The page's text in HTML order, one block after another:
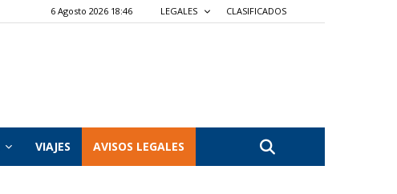
6 Agosto 2026 18:46 LEGALES CLASIFICADOS
VIAJES AVISOS LEGALES